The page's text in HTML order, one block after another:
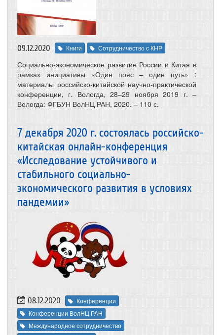
09.12.2020 Книги Сотрудничество с КНР
Социально-экономическое развитие России и Китая в
рамках инициативы «Один пояс – один путь» :
материалы российско-китайской научно-практической
конференции, г. Вологда, 28–29 ноября 2019 г. –
Вологда: ФГБУН ВолНЦ РАН, 2020. – 110 с.
7 декабря 2020 г. состоялась российско-
китайская онлайн-конференция
«Исследование устойчивого и
стабильного социально-
экономического развития в условиях
пандемии»
08.12.2020
Конференции
Конференции ВолНЦ РАН
Международное сотрудничество